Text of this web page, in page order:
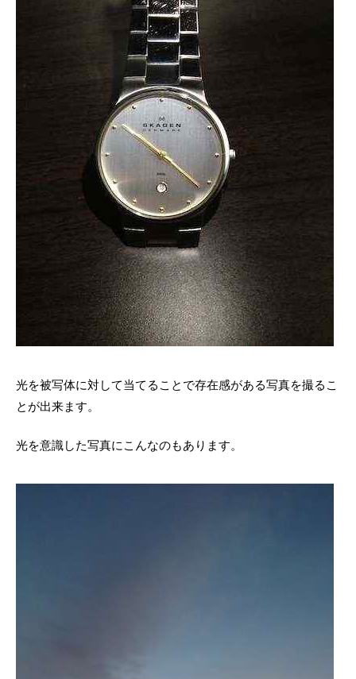
光を被写体に対して当てることで存在感がある写真を撮るこ
とが出来ます。
光を意識した写真にこんなのもあります。